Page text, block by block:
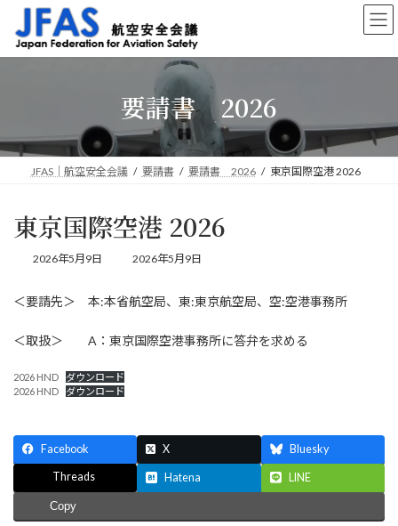
ン
ッ
ー
移
要請書 2026
JFAS｜航空安全会議 要請書 要請書 2026 東京国際空港 2026
東京国際空港 2026
2026年5月9日
最
新
時
2026年5月9日
＜要請先＞ 本:本省航空局、東:東京航空局、空:空港事務所
＜取扱＞ A：東京国際空港事務所に答弁を求める
2026 HND
ダウンロード
2026 HND
ダウンロード
Facebook X Bluesky
Threads Hatena LINE
Copy